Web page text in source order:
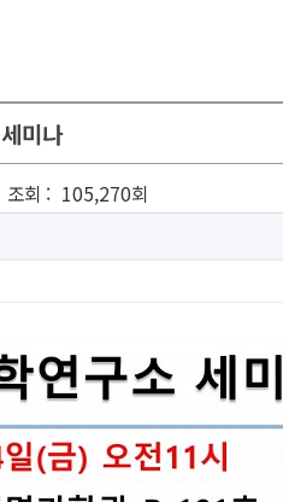
미나
조회 : 105,270회